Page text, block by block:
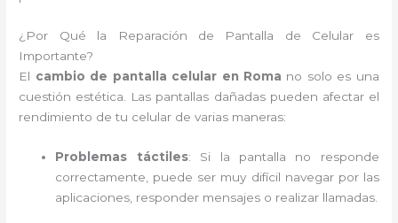
¿Por Qué la Reparación de Pantalla de Celular es
Importante?
El cambio de pantalla celular en Roma no solo es una
cuestión estética. Las pantallas dañadas pueden afectar el
rendimiento de tu celular de varias maneras:
Problemas táctiles: Si la pantalla no responde
correctamente, puede ser muy difícil navegar por las
aplicaciones, responder mensajes o realizar llamadas.